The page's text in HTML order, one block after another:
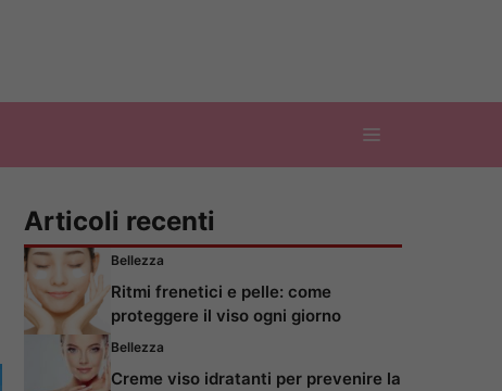
Articoli recenti
Bellezza
Ritmi frenetici e pelle: come
proteggere il viso ogni giorno
Bellezza
Creme viso idratanti per prevenire la